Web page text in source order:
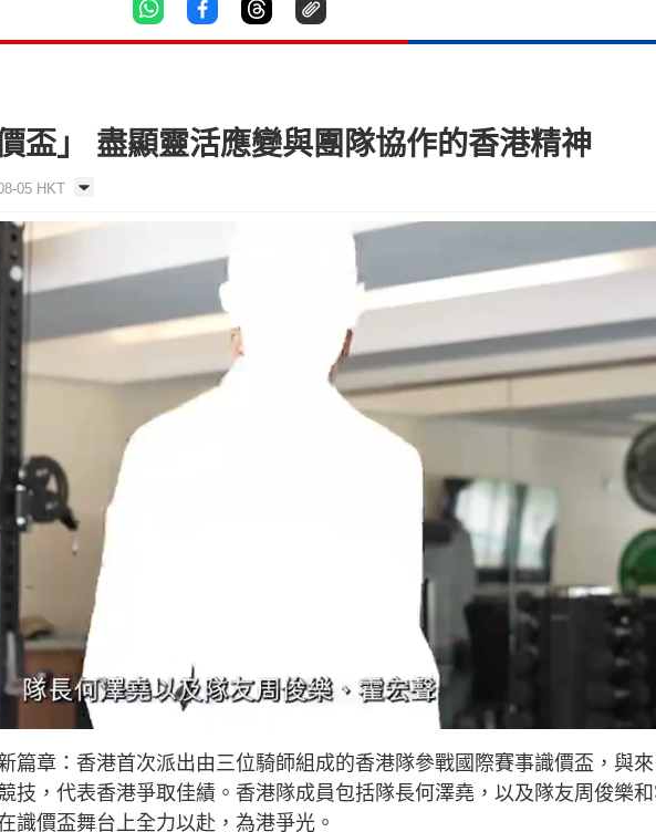
盃」 盡顯靈活應變與團隊協作的香港精神
05 HKT
篇章：香港首次派出由三位騎師組成的香港隊參戰國際賽事識價盃，與
技，代表香港爭取佳績。香港隊成員包括隊長何澤堯，以及隊友周俊樂
識價盃舞台上全力以赴，為港爭光。